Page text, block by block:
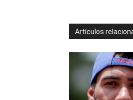
Artículos